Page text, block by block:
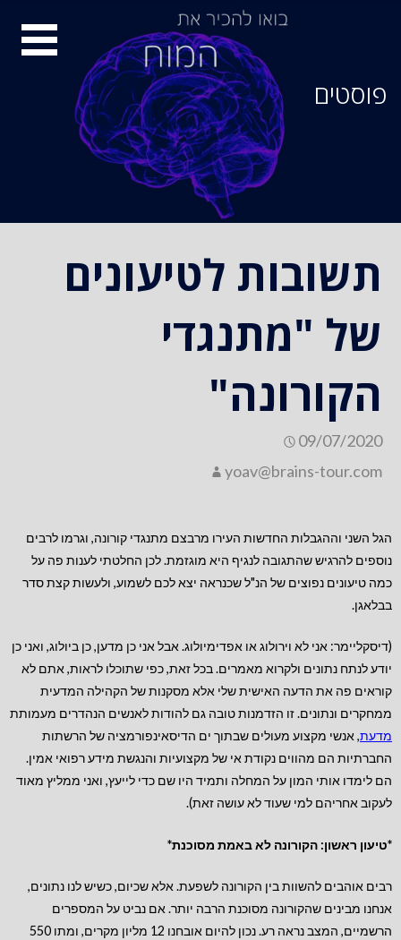
פוסטים
תשובות לטיעונים
של "מתנגדי
הקורונה"
09/07/2020
yoav@brains-tour.com
הגל השני וההגבלות החדשות העירו מרבצם מתנגדי קורונה, וגרמו לרבים
נוספים להרגיש שהתגובה לנגיף היא מוגזמת. לכן החלטתי לענות פה על
כמה טיעונים נפוצים של הנ"ל שכנראה יצא לכם לשמוע, ולעשות קצת סדר
בבלאגן.
(דיסקליימר: אני לא וירולוג או אפדימיולוג. אבל אני כן מדען, כן ביולוג, ואני כן
יודע לנתח נתונים ולקרוא מאמרים. בכל זאת, כפי שתוכלו לראות, אתם לא
קוראים פה את הדעה האישית שלי אלא מסקנות של הקהילה המדעית
ממחקרים ונתונים. זו הזדמנות טובה גם להודות לאנשים הנהדרים מעמותת
מדעת, אנשי מקצוע מעולים שבתוך ים הדיסאינפורמציה של הרשתות
החברתיות הם מהווים נקודת אי של מקצועיות והנגשת מידע רפואי אמין.
הם לימדו אותי המון על המחלה ותמיד היו שם כדי לייעץ, ואני ממליץ מאוד
לעקוב אחריהם למי שעוד לא עושה זאת).
*טיעון ראשון: הקורונה לא באמת מסוכנת*
רבים אוהבים להשוות בין הקורונה לשפעת. אלא שכיום, כשיש לנו נתונים,
אנחנו מבינים שהקורונה מסוכנת הרבה יותר. אם נביט על המספרים
הרשמיים, המצב נראה רע. נכון להיום אובחנו 12 מליון מקרים, ומתו 550